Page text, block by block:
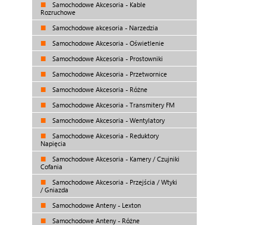
Samochodowe Akcesoria - Kable
Rozruchowe
Samochodowe akcesoria - Narzedzia
Samochodowe Akcesoria - Oświetlenie
Samochodowe Akcesoria - Prostowniki
Samochodowe Akcesoria - Przetwornice
Samochodowe Akcesoria - Różne
Samochodowe Akcesoria - Transmitery FM
Samochodowe Akcesoria - Wentylatory
Samochodowe Akcesoria - Reduktory
Napięcia
Samochodowe Akcesoria - Kamery / Czujniki
Cofania
Samochodowe Akcesoria - Przejścia / Wtyki
/ Gniazda
Samochodowe Anteny - Lexton
Samochodowe Anteny - Różne